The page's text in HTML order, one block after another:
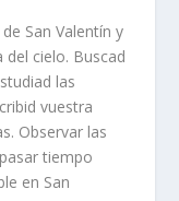
San Valentín y
del cielo. Buscad
las
vuestra
Observar las
tiempo
en San